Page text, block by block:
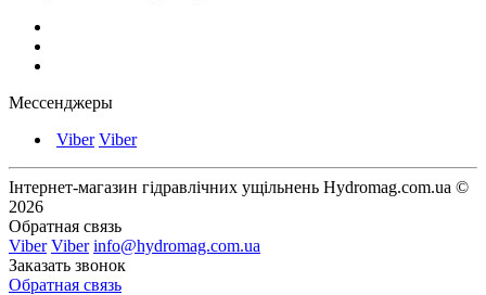
Мессенджеры
Viber Viber
Інтернет-магазин гідравлічних ущільнень Hydromag.com.ua ©
2026
Обратная связь
Viber Viber info@hydromag.com.ua
Заказать звонок
Обратная связь